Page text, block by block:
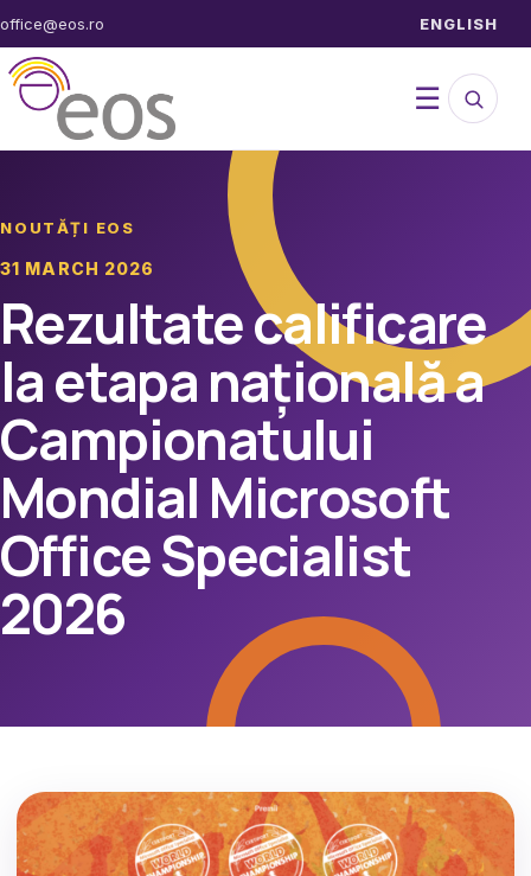
Sari
la
conținut
office@eos.ro ENGLISH
☰
meniul
Caută
în
site
NOUTĂȚI EOS
31 MARCH 2026
Rezultate calificare
la etapa națională a
Campionatului
Mondial Microsoft
Office Specialist
2026